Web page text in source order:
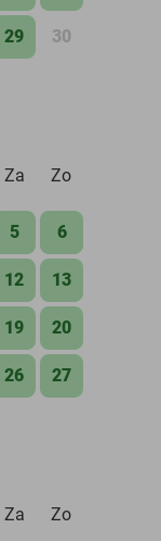
29 30
Za Zo
5 6
12 13
19 20
26 27
Za Zo